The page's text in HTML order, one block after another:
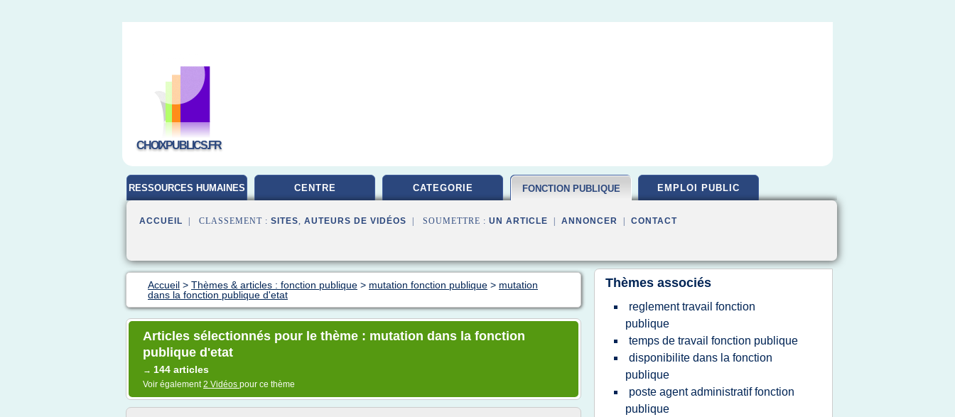
CHOIXPUBLICS.FR
RESSOURCES HUMAINES CENTRE CATEGORIE FONCTION PUBLIQUE EMPLOI PUBLIC
ACCUEIL | CLASSEMENT : SITES, AUTEURS DE VIDÉOS | SOUMETTRE : UN ARTICLE ANNONCER CONTACT
Accueil > Thèmes & articles : fonction publique > mutation fonction publique > mutation
dans la fonction publique d'etat
Articles sélectionnés pour le thème : mutation dans la fonction
publique d'etat
→ 144 articles
Voir également2 Vidéos pour ce thème
Thèmes associés
reglement travail fonction
publique
temps de travail fonction publique
disponibilite dans la fonction
publique
poste agent administratif fonction
publique